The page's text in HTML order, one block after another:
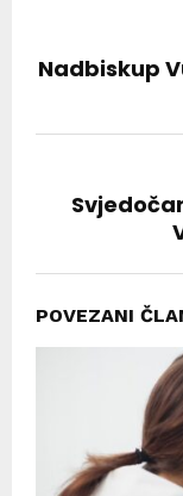
Nadbiskup
POVEZANI